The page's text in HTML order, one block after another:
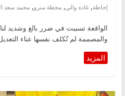
إحاطة, غادة والي, محطة مترو, محمد سعد
الواقعة تسببت في ضرر بالغ وشديد
والمصممة لم تُكلف نفسها عناء التعديل